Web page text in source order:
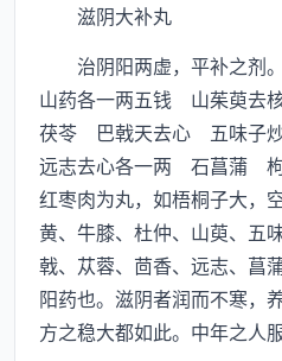
滋阴大补丸
治阴阳两虚，平补之剂
山药各一两五钱 山茱萸
茯苓 巴戟天去心 五味子
远志去心各一两 石菖蒲
红枣肉为丸，如梧桐子大，
黄、牛膝、杜仲、山萸、五
戟、苁蓉、茴香、远志、菖
阳药也。滋阴者润而不寒，
方之稳大都如此。中年之人